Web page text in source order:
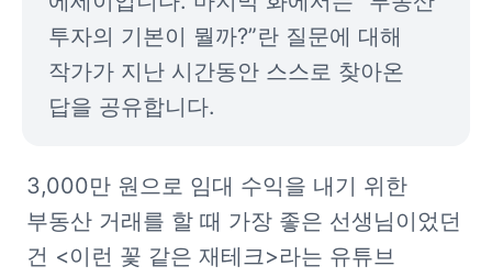
투자의 기본이 뭘까?”란 질문에 대해
작가가 지난 시간동안 스스로 찾아온
답을 공유합니다.
3,000만 원으로 임대 수익을 내기 위한
부동산 거래를 할 때 가장 좋은 선생님이었던
건 <이런 꽃 같은 재테크>라는 유튜브